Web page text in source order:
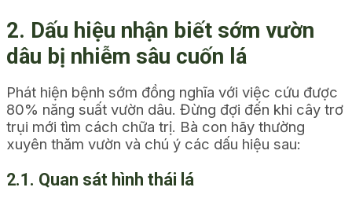
2. Dấu hiệu nhận biết sớm vườn
dâu bị nhiễm sâu cuốn lá
Phát hiện bệnh sớm đồng nghĩa với việc cứu được
80% năng suất vườn dâu. Đừng đợi đến khi cây trơ
trụi mới tìm cách chữa trị. Bà con hãy thường
xuyên thăm vườn và chú ý các dấu hiệu sau:
2.1. Quan sát hình thái lá